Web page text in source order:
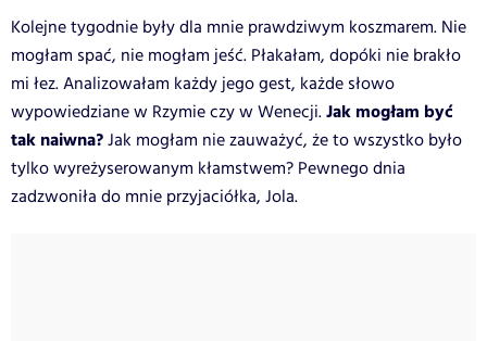
Kolejne tygodnie były dla mnie prawdziwym koszmarem. Nie
mogłam spać, nie mogłam jeść. Płakałam, dopóki nie brakło
mi łez. Analizowałam każdy jego gest, każde słowo
wypowiedziane w Rzymie czy w Wenecji.Jak mogłam być
tak naiwna?Jak mogłam nie zauważyć, że to wszystko było
tylko wyreżyserowanym kłamstwem? Pewnego dnia
zadzwoniła do mnie przyjaciółka, Jola.